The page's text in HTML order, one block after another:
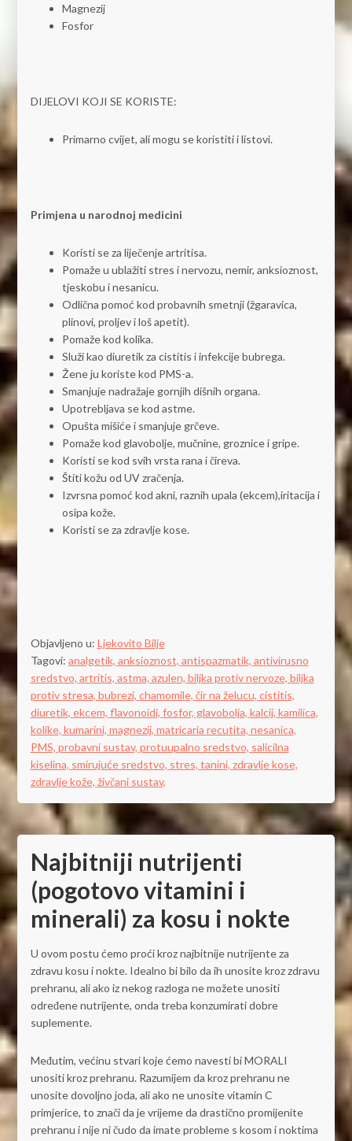
Magnezij
Fosfor
DIJELOVI KOJI SE KORISTE:
Primarno cvijet, ali mogu se koristiti i listovi.
Primjena u narodnoj medicini
Koristi se za liječenje artritisa.
Pomaže u ublažiti stres i nervozu, nemir, anksioznost,
tjeskobu i nesanicu.
Odlična pomoć kod probavnih smetnji (žgaravica,
plinovi, proljev i loš apetit).
Pomaže kod kolika.
Služi kao diuretik za cistitis i infekcije bubrega.
Žene ju koriste kod PMS-a.
Smanjuje nadražaje gornjih dišnih organa.
Upotrebljava se kod astme.
Opušta mišiće i smanjuje grčeve.
Pomaže kod glavobolje, mučnine, groznice i gripe.
Koristi se kod svih vrsta rana i čireva.
Štiti kožu od UV zračenja.
Izvrsna pomoć kod akni, raznih upala (ekcem),iritacija i
osipa kože.
Koristi se za zdravlje kose.
Objavljeno u: Ljekovito Bilje
Tagovi: analgetik, anksioznost, antispazmatik, antivirusno
sredstvo, artritis, astma, azulen, biljka protiv nervoze, biljka
protiv stresa, bubrezi, chamomile, čir na želucu, cistitis,
diuretik, ekcem, flavonoidi, fosfor, glavobolja, kalcij, kamilica,
kolike, kumarini, magnezij, matricaria recutita, nesanica,
PMS, probavni sustav, protuupalno sredstvo, salicilna
kiselina, smirujuće sredstvo, stres, tanini, zdravlje kose,
zdravlje kože, živčani sustav,
Najbitniji nutrijenti
(pogotovo vitamini i
minerali) za kosu i nokte
U ovom postu ćemo proći kroz najbitnije nutrijente za
zdravu kosu i nokte. Idealno bi bilo da ih unosite kroz zdravu
prehranu, ali ako iz nekog razloga ne možete unositi
određene nutrijente, onda treba konzumirati dobre
suplemente.
Međutim, većinu stvari koje ćemo navesti bi MORALI
unositi kroz prehranu. Razumijem da kroz prehranu ne
unosite dovoljno joda, ali ako ne unosite vitamin C
primjerice, to znači da je vrijeme da drastično promijenite
prehranu i nije ni čudo da imate probleme s kosom i noktima